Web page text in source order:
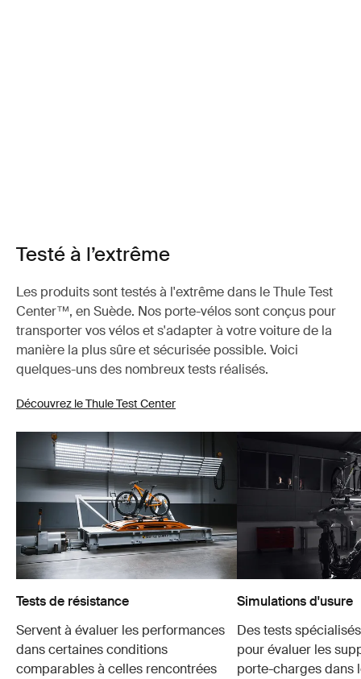
Testé à l’extrême
Les produits sont testés à l'extrême dans le Thule Test
Center™, en Suède. Nos porte-vélos sont conçus pour
transporter vos vélos et s'adapter à votre voiture de la
manière la plus sûre et sécurisée possible. Voici
quelques-uns des nombreux tests réalisés.
Découvrez le Thule Test Center
Tests de résistance
Servent à évaluer les performances
dans certaines conditions
comparables à celles rencontrées
Simulations d'usure
Des tests
pour évaluer les
porte-charges dans